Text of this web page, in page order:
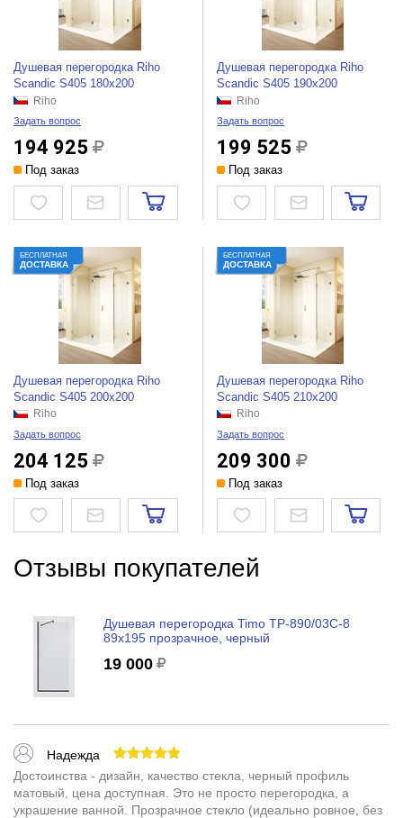
Душевая перегородка Riho
Scandic S405 180x200
Riho
Задать вопрос
194 925
Под заказ
Душевая перегородка Riho
Scandic S405 190x200
Riho
Задать вопрос
199 525
Под заказ
БЕСПЛАТНАЯ
ДОСТАВКА
Душевая перегородка Riho
Scandic S405 200x200
Riho
Задать вопрос
204 125
Под заказ
БЕСПЛАТНАЯ
ДОСТАВКА
Душевая перегородка Riho
Scandic S405 210x200
Riho
Задать вопрос
209 300
Под заказ
Отзывы покупателей
Душевая перегородка Timo TP-890/03C-8
89x195 прозрачное, черный
19 000
Надежда
Достоинства - дизайн, качество стекла, черный профиль
матовый, цена доступная. Это не просто перегородка, а
украшение ванной. Прозрачное стекло (идеально ровное, без